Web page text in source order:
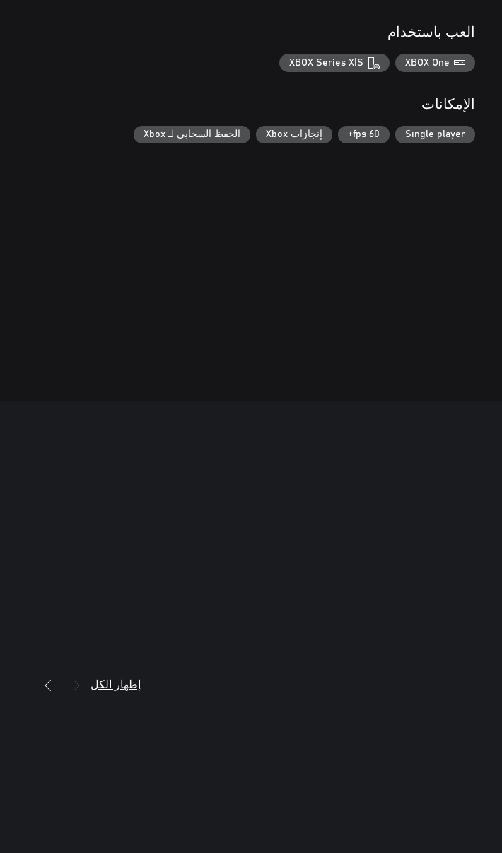
العب باستخدام
XBOX One
XBOX Series X|S
الإمكانات
Single player
60 fps+ إنجازات Xbox الحفظ السحابي لـ Xbox
إظهار الكل